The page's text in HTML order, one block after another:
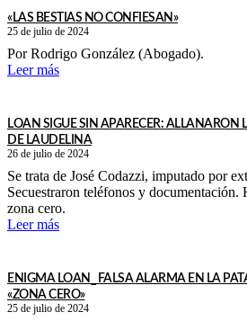
«LAS BESTIAS NO CONFIESAN»
25 de julio de 2024
Por Rodrigo González (Abogado).
Leer más
LOAN SIGUE SIN APARECER: ALLANARON
DE LAUDELINA
26 de julio de 2024
Se trata de José Codazzi, imputado por
Secuestraron teléfonos y
zona cero.
Leer más
ENIGMA LOAN_ FALSA ALARMA EN LA
«ZONA CERO»
25 de julio de 2024